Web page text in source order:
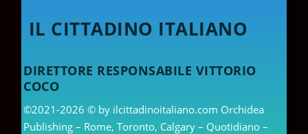
IL CITTADINO ITALIANO
DIRETTORE RESPONSABILE VITTORIO
COCO
©2021-2026 © by ilcittadinoitaliano.com Orchidea
Publishing – Rome, Toronto, Calgary – Quotidiano –